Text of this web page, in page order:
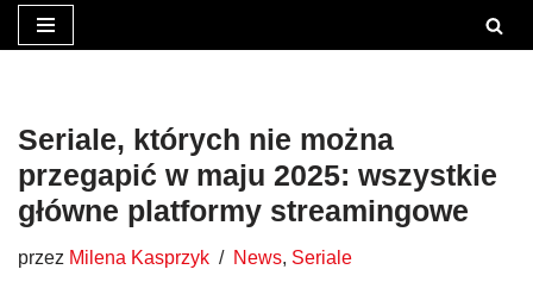
treści
Seriale, których nie można
przegapić w maju 2025: wszystkie
główne platformy streamingowe
przez Milena Kasprzyk News, Seriale